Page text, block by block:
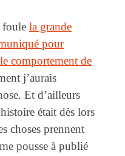
foule la grande
pour
comportement de
j’aurais
Et d’ailleurs
était dès lors
choses prennent
pousse à publié